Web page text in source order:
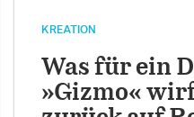
KREATION
Was für ein
»Gizmo«